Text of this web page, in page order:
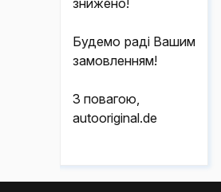
знижено!
Будемо раді Вашим
замовленням!
З повагою,
autooriginal.de